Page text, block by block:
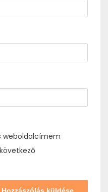
weboldalcímem